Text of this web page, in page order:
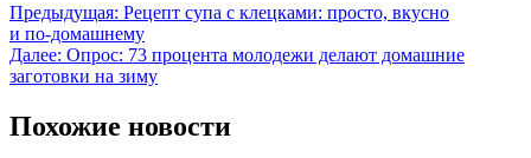
Предыдущая: Рецепт супа с клецками: просто, вкусно
и по‑домашнему
Далее: Опрос: 73 процента молодежи делают домашние
заготовки на зиму
Похожие новости